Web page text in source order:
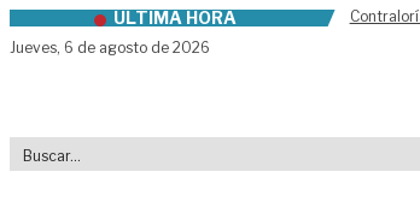
Skip to contentÚLTIMA HORA
Jueves, 6 de agosto de 2026